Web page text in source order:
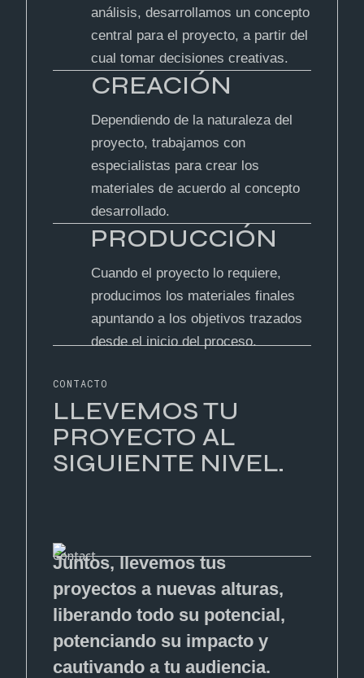
análisis, desarrollamos un concepto
central para el proyecto, a partir del
cual tomar decisiones creativas.
CREACIÓN
Dependiendo de la naturaleza del
proyecto, trabajamos con
especialistas para crear los
materiales de acuerdo al concepto
desarrollado.
PRODUCCIÓN
Cuando el proyecto lo requiere,
producimos los materiales finales
apuntando a los objetivos trazados
desde el inicio del proceso.
CONTACTO
LLEVEMOS TU
PROYECTO AL
SIGUIENTE NIVEL.
Juntos, llevemos tus
proyectos a nuevas alturas,
liberando todo su potencial,
potenciando su impacto y
cautivando a tu audiencia.